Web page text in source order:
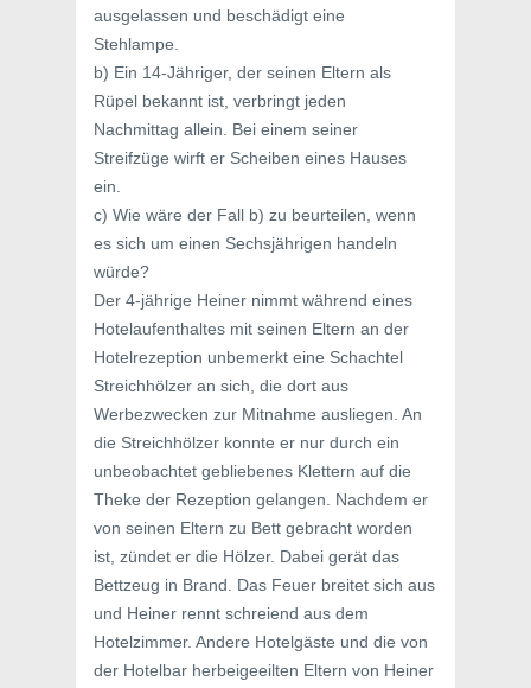
ausgelassen und beschädigt eine
Stehlampe.
b) Ein 14-Jähriger, der seinen Eltern als
Rüpel bekannt ist, verbringt jeden
Nachmittag allein. Bei einem seiner
Streifzüge wirft er Scheiben eines Hauses
ein.
c) Wie wäre der Fall b) zu beurteilen, wenn
es sich um einen Sechsjährigen handeln
würde?
Der 4-jährige Heiner nimmt während eines
Hotelaufenthaltes mit seinen Eltern an der
Hotelrezeption unbemerkt eine Schachtel
Streichhölzer an sich, die dort aus
Werbezwecken zur Mitnahme ausliegen. An
die Streichhölzer konnte er nur durch ein
unbeobachtet gebliebenes Klettern auf die
Theke der Rezeption gelangen. Nachdem er
von seinen Eltern zu Bett gebracht worden
ist, zündet er die Hölzer. Dabei gerät das
Bettzeug in Brand. Das Feuer breitet sich aus
und Heiner rennt schreiend aus dem
Hotelzimmer. Andere Hotelgäste und die von
der Hotelbar herbeigeeilten Eltern von Heiner